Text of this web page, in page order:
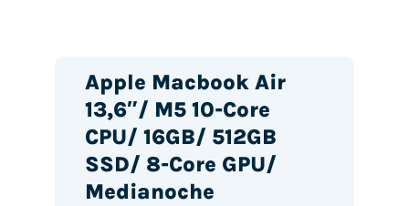
Apple Macbook Air
13,6″/ M5 10-Core
CPU/ 16GB/ 512GB
SSD/ 8-Core GPU/
Medianoche